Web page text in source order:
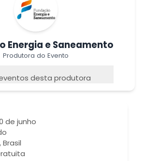
Energia e Saneamento
Produtora do Evento
desta produtora
de junho
Brasil